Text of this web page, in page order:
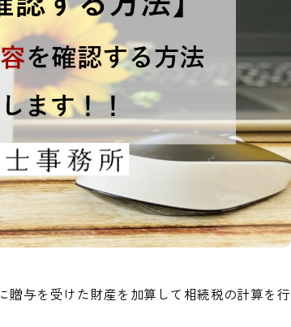
与を受けた財産を加算して相続税の計算を行